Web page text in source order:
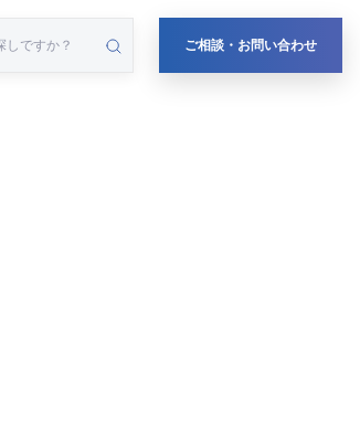
ご相談・お問い合わせ